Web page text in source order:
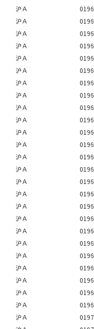
沪Ａ
沪Ａ
沪Ａ
沪Ａ
沪Ａ
沪Ａ
沪Ａ
沪Ａ
沪Ａ
沪Ａ
沪Ａ
沪Ａ
沪Ａ
沪Ａ
沪Ａ
沪Ａ
沪Ａ
沪Ａ
沪Ａ
沪Ａ
沪Ａ
沪Ａ
沪Ａ
沪Ａ
沪Ａ
沪Ａ